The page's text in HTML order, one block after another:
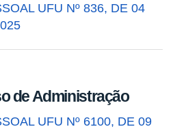
UFU Nº 836, DE 04
de Administração
UFU Nº 6100, DE 09